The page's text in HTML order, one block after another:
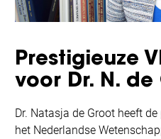
Prestigieuze
voor Dr. N.
Dr. Natasja de Groot heeft
het Nederlandse